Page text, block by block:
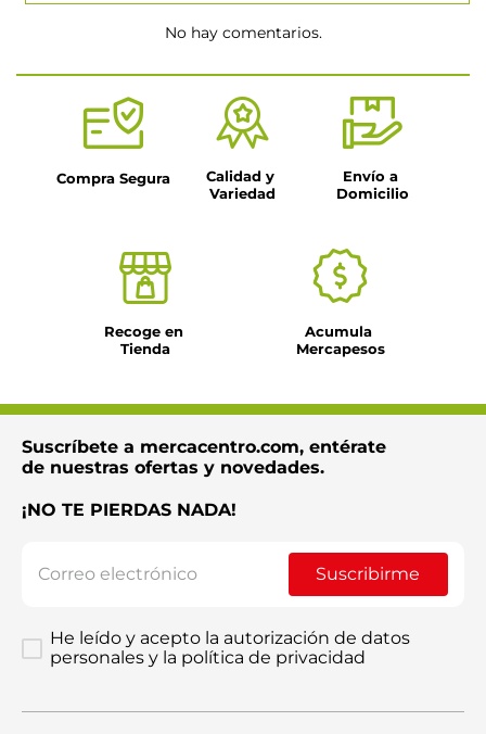
Enviar comentario
No hay comentarios.
Compra Segura
Calidad y
Variedad
Envío a
Domicilio
Recoge en
Tienda
Acumula
Mercapesos
Suscríbete a mercacentro.com, entérate
de nuestras ofertas y novedades.
¡NO TE PIERDAS NADA!
Suscribirme
He leído y acepto la autorización de datos
personales y la política de privacidad